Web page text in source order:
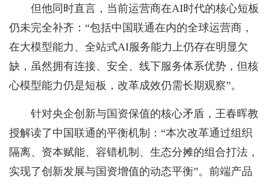
但他同时直言，当前运营商在AI时代的核心短板
仍未完全补齐：“包括中国联通在内的全球运营商，
在大模型能力、全站式AI服务能力上仍存在明显欠
缺，虽然拥有连接、安全、线下服务体系优势，但核
心模型能力仍是短板，改革成效仍需长期观察”。
针对央企创新与国资保值的核心矛盾，王春晖教
授解读了中国联通的平衡机制：“本次改革通过组织
隔离、资本赋能、容错机制、生态分摊的组合打法，
实现了创新发展与国资增值的动态平衡”。前端产品